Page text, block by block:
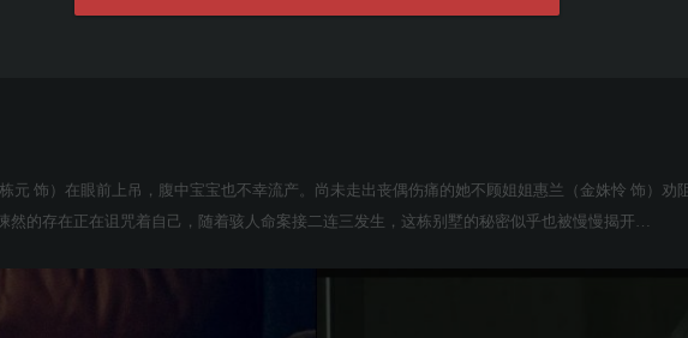
元 饰）在眼前上吊，腹中宝宝也不幸流产。尚未走出丧偶伤痛的她不顾姐姐惠兰（金姝怜 饰）
然的存在正在诅咒着自己，随着骇人命案接二连三发生，这栋别墅的秘密似乎也被慢慢揭开…